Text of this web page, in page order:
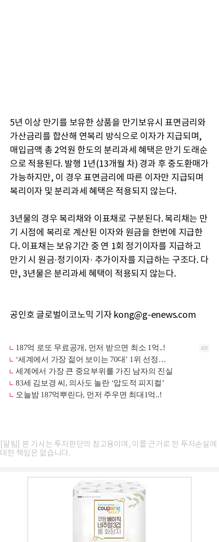
5년 이상 만기를 보유한 상품을 만기보유시 표면금리와
가산금리를 합산해 연복리 방식으로 이자가 지급되며,
매입금액 총 2억원 한도의 분리과세 혜택은 만기 도래순
으로 적용된다. 발행 1년(13개월 차) 경과 후 중도환매가
가능하지만, 이 경우 표면금리에 따른 이자만 지급되며
복리이자 및 분리과세 혜택은 적용되지 않는다.
3년물의 경우 복리채와 이표채로 구분된다. 복리채는 만
기 시점에 복리로 계산된 이자와 원금을 한번에 지급한
다. 이표채는 보유기간 중 연 1회 정기이자를 지급하고
만기 시 원금·정기이자· 추가이자를 지급하는 구조다. 다
만, 3년물은 분리과세 혜택이 적용되지 않는다.
공인호 글로벌이코노믹 기자 kong@g-enews.com
[알림] 본 기사는 투자판단의 참고용이며, 이를 근거로 한 투자손실에
대한 책임은 없습니다.